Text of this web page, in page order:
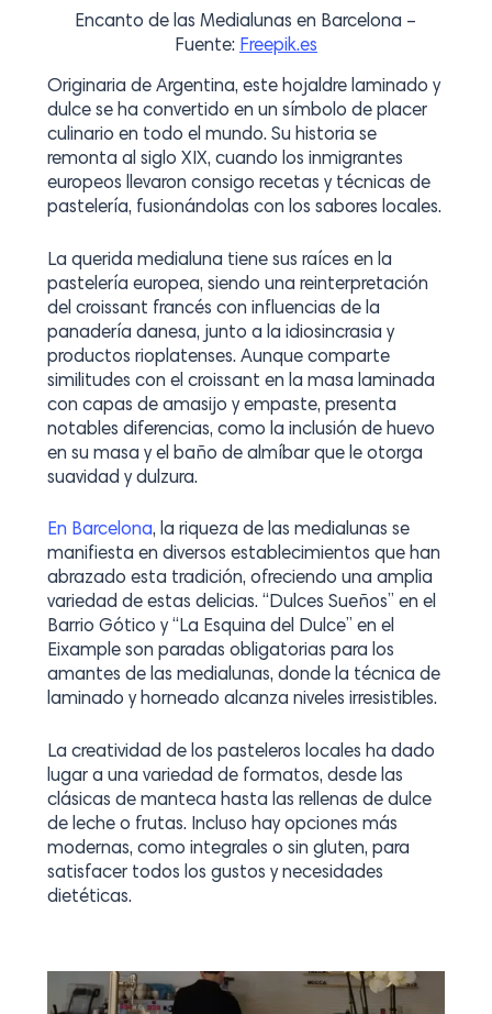
Encanto de las Medialunas en Barcelona –
Fuente: Freepik.es
Originaria de Argentina, este hojaldre laminado y
dulce se ha convertido en un símbolo de placer
culinario en todo el mundo. Su historia se
remonta al siglo XIX, cuando los inmigrantes
europeos llevaron consigo recetas y técnicas de
pastelería, fusionándolas con los sabores locales.
La querida medialuna tiene sus raíces en la
pastelería europea, siendo una reinterpretación
del croissant francés con influencias de la
panadería danesa, junto a la idiosincrasia y
productos rioplatenses. Aunque comparte
similitudes con el croissant en la masa laminada
con capas de amasijo y empaste, presenta
notables diferencias, como la inclusión de huevo
en su masa y el baño de almíbar que le otorga
suavidad y dulzura.
En Barcelona, la riqueza de las medialunas se
manifiesta en diversos establecimientos que han
abrazado esta tradición, ofreciendo una amplia
variedad de estas delicias. “Dulces Sueños” en el
Barrio Gótico y “La Esquina del Dulce” en el
Eixample son paradas obligatorias para los
amantes de las medialunas, donde la técnica de
laminado y horneado alcanza niveles irresistibles.
La creatividad de los pasteleros locales ha dado
lugar a una variedad de formatos, desde las
clásicas de manteca hasta las rellenas de dulce
de leche o frutas. Incluso hay opciones más
modernas, como integrales o sin gluten, para
satisfacer todos los gustos y necesidades
dietéticas.